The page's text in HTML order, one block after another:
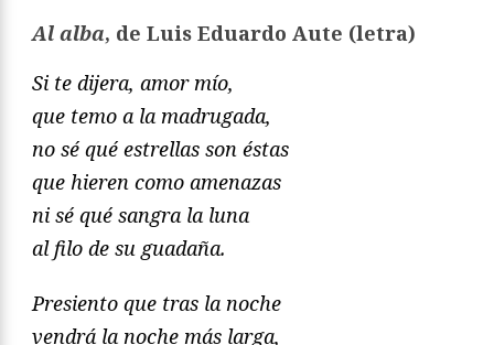
Al alba, de Luis Eduardo Aute (letra)
Si te dijera, amor mío,
que temo a la madrugada,
no sé qué estrellas son éstas
que hieren como amenazas
ni sé qué sangra la luna
al filo de su guadaña.
Presiento que tras la noche
vendrá la noche más larga,